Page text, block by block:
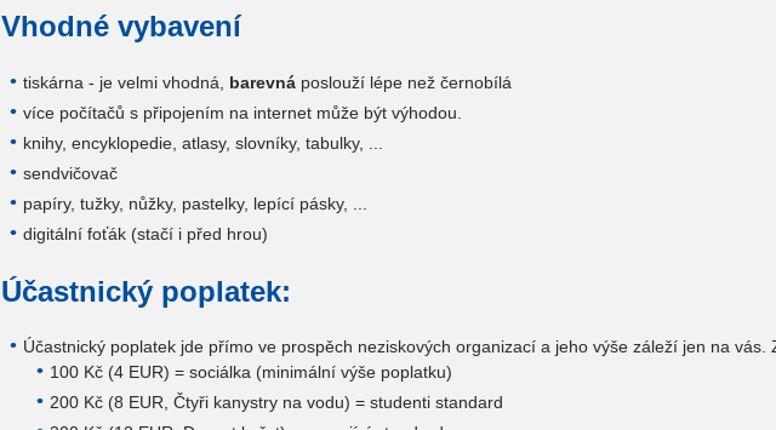
Vhodné vybavení
tiskárna - je velmi vhodná, barevná poslouží lépe než černobílá
více počítačů s připojením na internet může být výhodou.
knihy, encyklopedie, atlasy, slovníky, tabulky, ...
sendvičovač
papíry, tužky, nůžky, pastelky, lepící pásky, ...
digitální foťák (stačí i před hrou)
Účastnický poplatek:
Účastnický poplatek jde přímo ve prospěch neziskových organizací a jeho výše záleží jen na vás.
100 Kč (4 EUR) = sociálka (minimální výše poplatku)
200 Kč (8 EUR, Čtyři kanystry na vodu) = studenti standard